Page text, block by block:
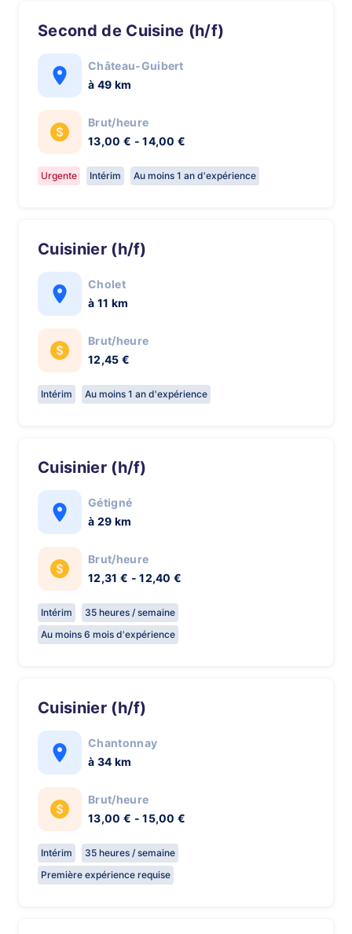
Second de Cuisine (h/f)
Château-Guibert
à 49 km
Brut/heure
13,00 € - 14,00 €
Urgente Intérim Au moins 1 an d'expérience
Cuisinier (h/f)
Cholet
à 11 km
Brut/heure
12,45 €
Intérim Au moins 1 an d'expérience
Cuisinier (h/f)
Gétigné
à 29 km
Brut/heure
12,31 € - 12,40 €
Intérim
35 heures / semaine
Au moins 6 mois d'expérience
Cuisinier (h/f)
Chantonnay
à 34 km
Brut/heure
13,00 € - 15,00 €
Intérim
35 heures / semaine
Première expérience requise